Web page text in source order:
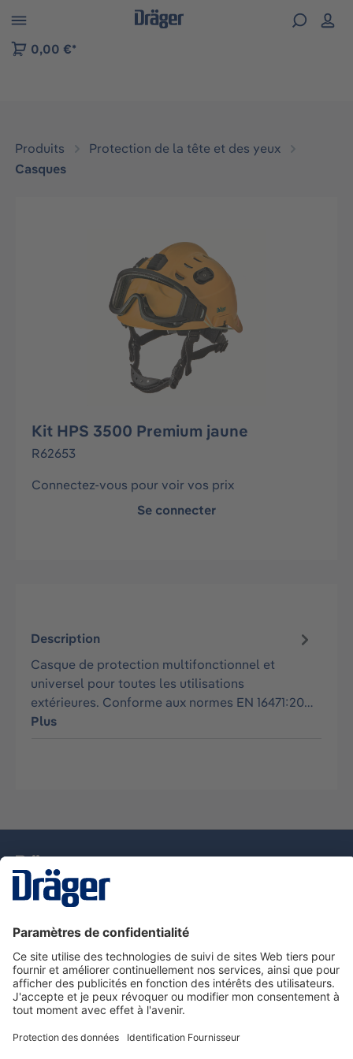
to B2B platform navigation
0,00 €*
Produits
Protection de la tête et des yeux
Casques
Kit HPS 3500 Premium jaune
R62653
Connectez-vous pour voir vos prix
Se connecter
Description
Casque de protection multifonctionnel et
universel pour toutes les utilisations
extérieures. Conforme aux normes EN 16471:20…
Plus
Nous contacter
Service de e-commande Dräger
Informations sur les produits